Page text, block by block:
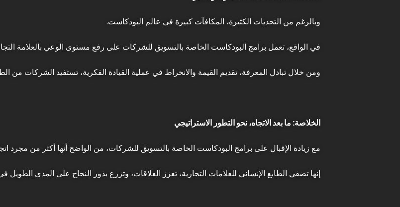
وبالرغم من التحديات الكثيرة، المكافآت كبيرة في عالم البودكاست.
في الواقع، تعمل برامج البودكاست الخاصة بالتسويق للشركات على رفع مستوى الوعي بالعلامة
ومن خلال تبادل المعرفة، تقديم القيمة والانخراط في عملية القيادة الفكرية، تستفيد الشركات من
الخلاصة: ما بعد الاتجاه، نحو التطور الاستراتيجي
مع زيادة الإقبال على برامج البودكاست الخاصة بالتسويق للشركات، من الواضح أنها أكثر من مجرد
إنها تضفي الطابع الإنساني للعلامات التجارية، تعزز العلاقات، وتزرع بذور النجاح على المدى